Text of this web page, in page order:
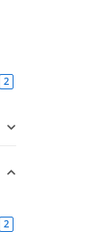
2Artikel gefunden
2Artikel gefunden